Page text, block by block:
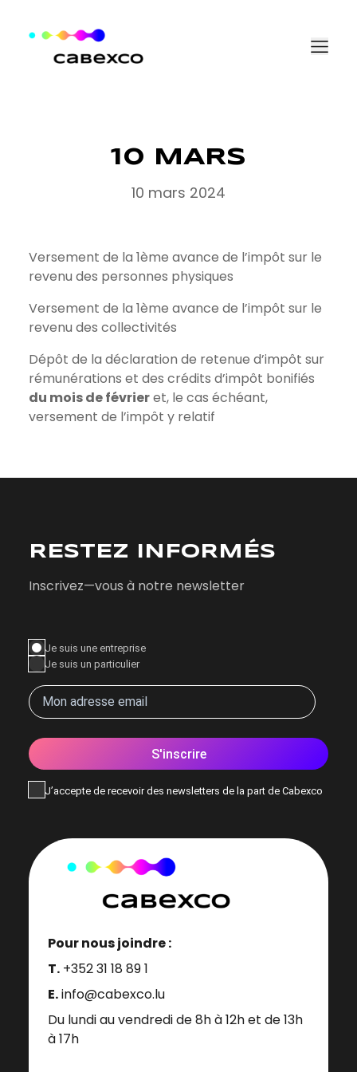
10 MARS
10 mars 2024
Versement de la 1ème avance de l’impôt sur le
revenu des personnes physiques
Versement de la 1ème avance de l’impôt sur le
revenu des collectivités
Dépôt de la déclaration de retenue d’impôt sur
rémunérations et des crédits d’impôt bonifiés
du mois de févrieret, le cas échéant,
versement de l’impôt y relatif
RESTEZ INFORMÉS
Inscrivez—vous à notre newsletter
Je suis une entreprise
Je suis un particulier
S'inscrire
J’accepte de recevoir des newsletters de la part de Cabexco
Pour nous joindre :
T. +352 31 18 89 1
E.info@cabexco.lu
Du lundi au vendredi de 8h à 12h et de 13h
à 17h